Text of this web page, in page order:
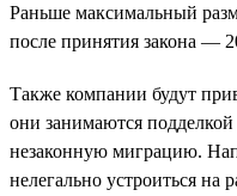
Раньше максимальный
после принятия закона —
Также компании будут
они занимаются
незаконную миграцию.
нелегально устроиться на